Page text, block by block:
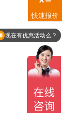
快速报价
现在有优惠活动么？